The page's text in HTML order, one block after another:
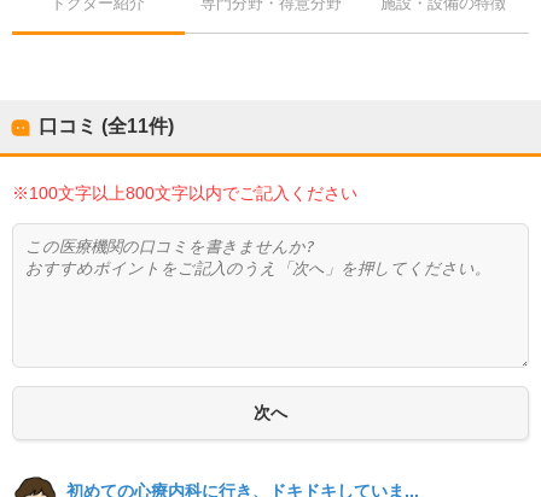
口コミ (全11件)
※100文字以上800文字以内でご記入ください
初めての心療内科に行き、ドキドキしていま...